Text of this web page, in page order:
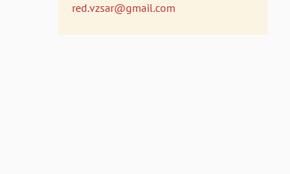
red.vzsar@gmail.com